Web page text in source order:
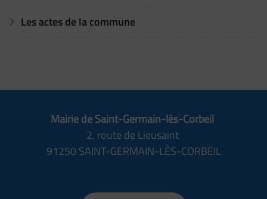
Les actes de la commune
Mairie de Saint-Germain-lès-Corbeil
2, route de Lieusaint
91250 SAINT-GERMAIN-LÈS-CORBEIL